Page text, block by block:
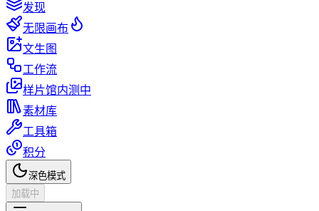
发现
无限画布
文生图
工作流
样片馆内测中
素材库
工具箱
积分
深色模式
加载中